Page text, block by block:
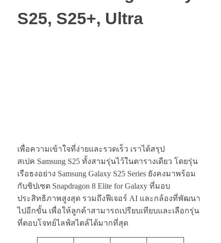
S25, S25+, Ultra
เพื่อความเข้าใจที่ง่ายและรวดเร็ว เราได้สรุป
สเปค Samsung S25 ทั้งสามรุ่นไว้ในตารางเดียว โดยรุ่น
เรือธงอย่าง Samsung Galaxy S25 Series ยังคงมาพร้อม
กับชิปเซต Snapdragon 8 Elite for Galaxy ที่มอบ
ประสิทธิภาพสูงสุด รวมถึงฟีเจอร์ AI และกล้องที่พัฒนา
ไปอีกขั้น เพื่อให้ลูกค้าสามารถเปรียบเทียบและเลือกรุ่น
ที่ตอบโจทย์ไลฟ์สไตล์ได้มากที่สุด